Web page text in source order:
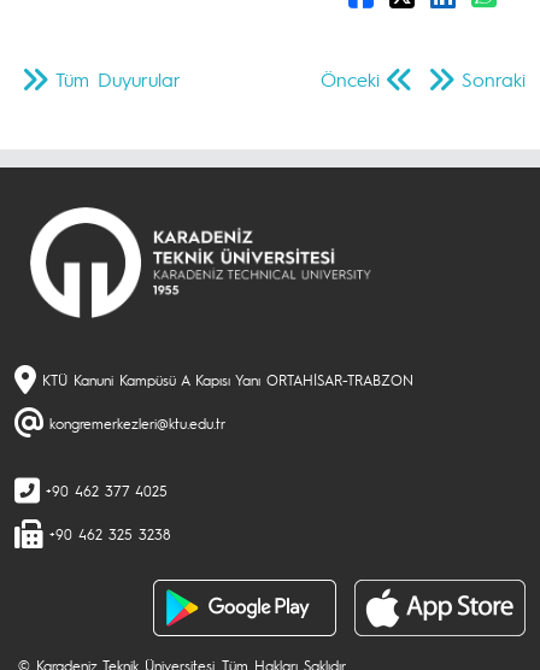
Önceki Sonraki
Tüm Duyurular
KTÜ Kanuni Kampüsü A Kapısı Yanı ORTAHİSAR-TRABZON
kongremerkezleri@ktu.edu.tr
+90 462 377 4025
+90 462 325 3238
© Karadeniz Teknik Üniversitesi. Tüm Hakları Saklıdır